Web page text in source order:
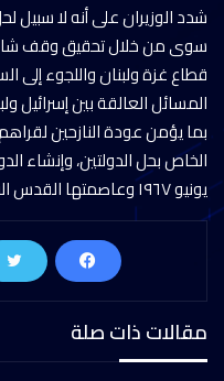
شدد الوزيران على أنه لا سبيل
سوى من خلال تحقيق وقف
قطاع غزة ولبنان واللجوء إلى
بما يؤمن عودة النازحين
الخاص بحل الدولتين، وإنشاء
يونيو ١٩٦٧ وعاصمتها القدس الشرقية.
مقالات ذات صلة